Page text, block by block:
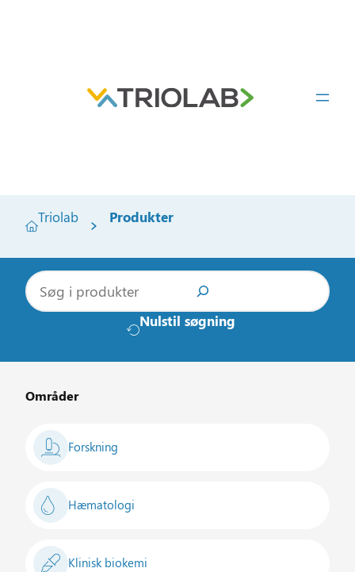
Triolab Produkter
S
ø
g
Nulstil søgning
Områder
Forskning
Hæmatologi
Klinisk biokemi